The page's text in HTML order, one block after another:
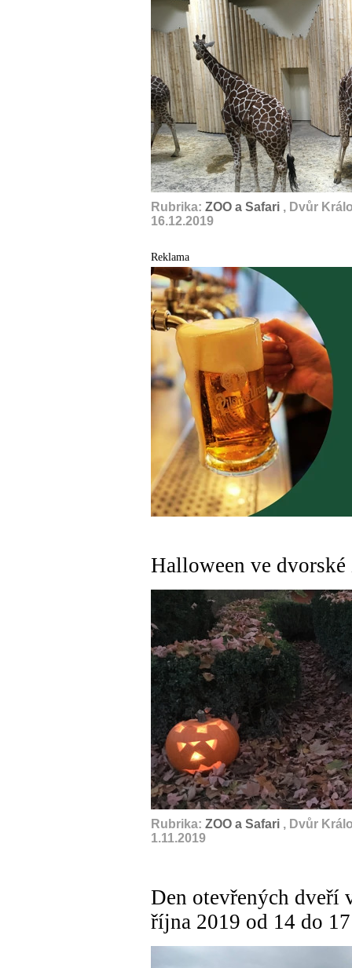
Rubrika: ZOO a Safari , Dvůr
16.12.2019
Reklama
Halloween ve
Rubrika: ZOO a Safari , Dvůr
1.11.2019
Den otevřených dveří
října 2019 od 14 do